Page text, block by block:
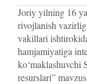
Joriy yilning 16
rivojlanish
vakillari
hamjamiyatiga
ko‘maklashuvchi
resurslari”